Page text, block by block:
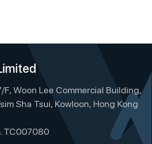
Woon Lee Commercial Building,
Sha Tsui, Kowloon, Hong Kong
TC007080